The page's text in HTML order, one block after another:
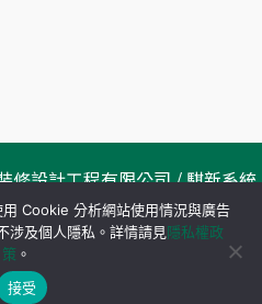
設計工程有限公司 / 騏新系統
有限公司
Cookie 分析網站使用情況與廣告
涉及個人隱私。詳情請見隱私權政
策 。
接受